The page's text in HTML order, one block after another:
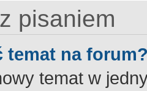
pisaniem
temat na
temat w